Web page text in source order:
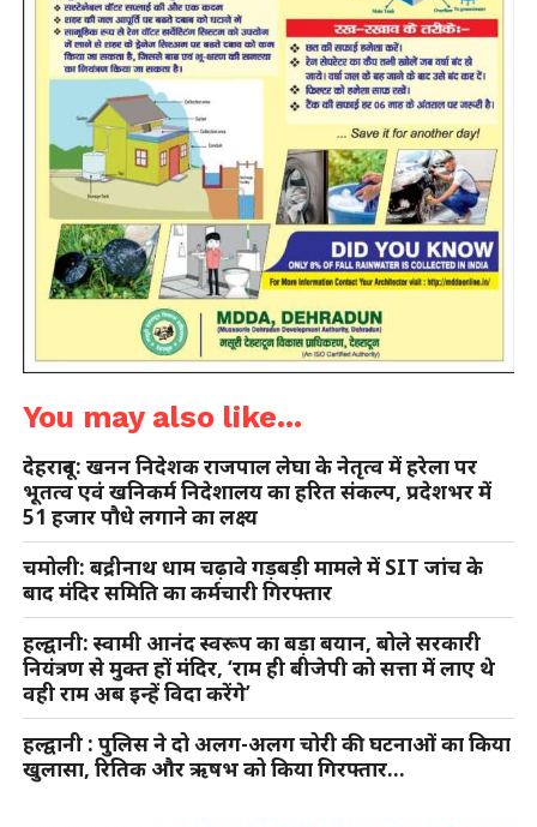
You may also like...
देहरादून: खनन निदेशक राजपाल लेघा के नेतृत्व में हरेला पर
भूतत्व एवं खनिकर्म निदेशालय का हरित संकल्प, प्रदेशभर में
51 हजार पौधे लगाने का लक्ष्य
चमोली: बद्रीनाथ धाम चढ़ावे गड़बड़ी मामले में SIT जांच के
बाद मंदिर समिति का कर्मचारी गिरफ्तार
हल्द्वानी: स्वामी आनंद स्वरूप का बड़ा बयान, बोले सरकारी
नियंत्रण से मुक्त हों मंदिर, ‘राम ही बीजेपी को सत्ता में लाए थे
वही राम अब इन्हें विदा करेंगे’
हल्द्वानी : पुलिस ने दो अलग-अलग चोरी की घटनाओं का किया
खुलासा, रितिक और ऋषभ को किया गिरफ्तार…